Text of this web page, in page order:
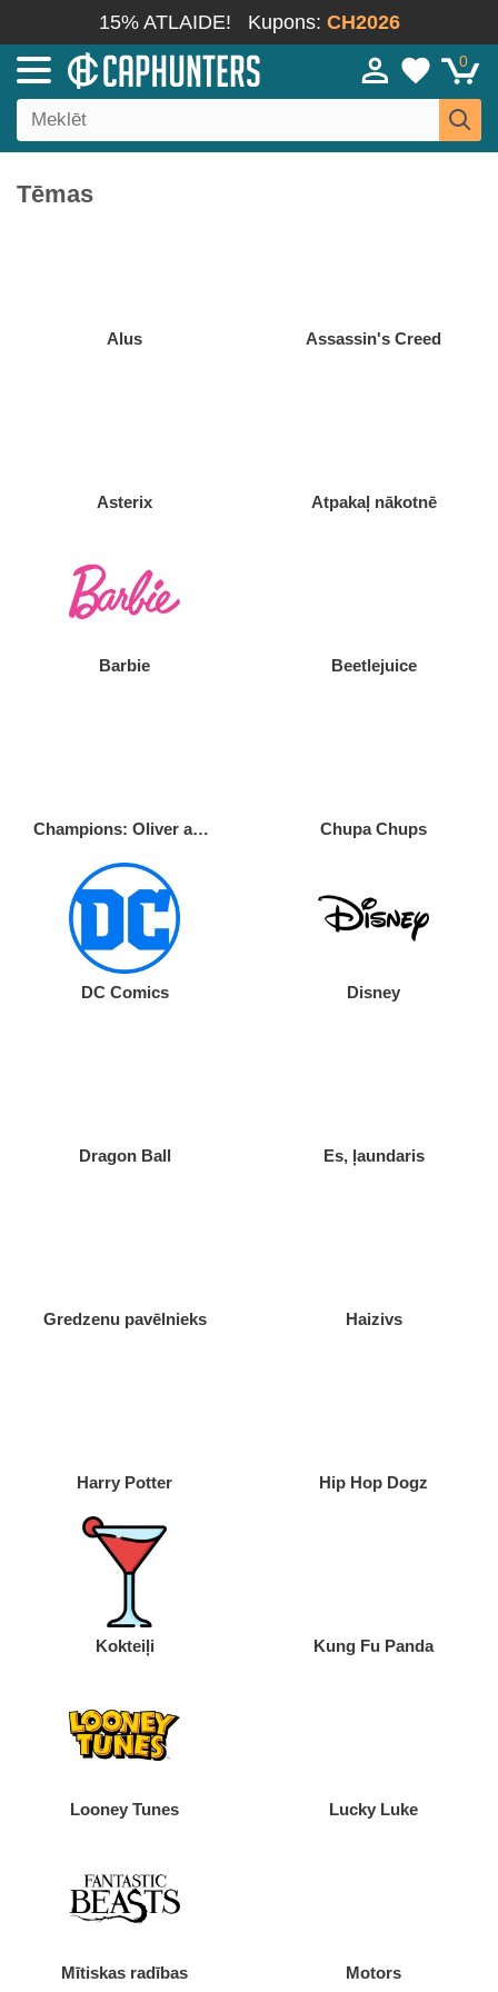
15% ATLAIDE! Kupons: CH2026
0
Tēmas
Alus Assassin's Creed
Asterix Atpakaļ nākotnē
Barbie Beetlejuice
Champions: Oliver and Benji Chupa Chups
DC Comics Disney
Dragon Ball Es, ļaundaris
Gredzenu pavēlnieks Haizivs
Harry Potter Hip Hop Dogz
Kokteiļi Kung Fu Panda
Looney Tunes Lucky Luke
Mītiskas radības Motors